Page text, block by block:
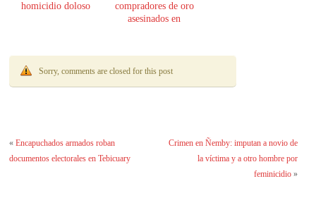
homicidio doloso
compradores de oro
asesinados en
Sorry, comments are closed for this post
«Encapuchados armados roban
documentos electorales en Tebicuary
Crimen en Ñemby: imputan a novio de
la víctima y a otro hombre por
feminicidio»